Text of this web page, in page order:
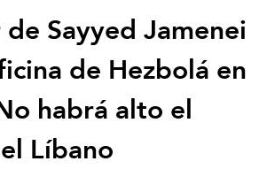
Sayyed Jamenei
de Hezbolá en
habrá alto el
Líbano